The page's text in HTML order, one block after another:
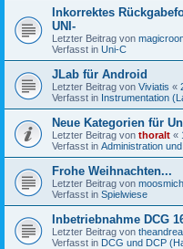
Inkorrektes
UNI-
Letzter Beitrag von
Verfasst in Uni-C
JLab für Android
Letzter Beitrag von Viviatis «
Verfasst in Instrumentation
Neue Kategorien für
Letzter Beitrag von thoralt «
Verfasst in Administration
Frohe Weihnachten...
Letzter Beitrag von
Verfasst in Spielwiese
Inbetriebnahme DCG
Letzter Beitrag von
Verfasst in DCG und DCP